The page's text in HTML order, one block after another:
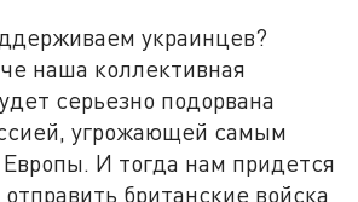
украинцев?
наша коллективная
серьезно подорвана
угрожающей самым
И тогда нам придется
британские войска